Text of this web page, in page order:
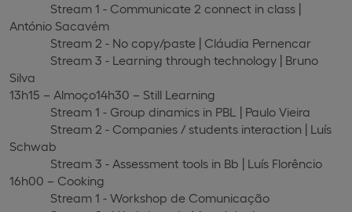
Stream 1 - Communicate 2 connect in class |
António Sacavém
Stream 2 - No copy/paste | Cláudia Pernencar
Stream 3 - Learning through technology | Bruno
Silva
13h15 – Almoço14h30 – Still Learning
Stream 1 - Group dinamics in PBL | Paulo Vieira
Stream 2 - Companies / students interaction | Luís
Schwab
Stream 3 - Assessment tools in Bb | Luís Florêncio
16h00 – Cooking
Stream 1 - Workshop de Comunicação